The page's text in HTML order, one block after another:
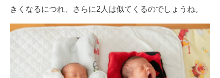
きくなるにつれ、さらに2人は似てくるのでしょうね。